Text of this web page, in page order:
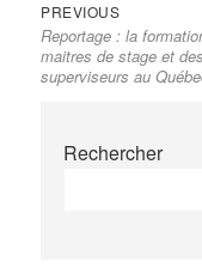
Navigation
de
l’article
PREVIOUSPrevious
post:
Reportage : la
maitres de stage et des
superviseurs au
Rechercher